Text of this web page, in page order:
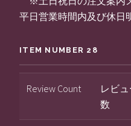
平日営業時間内及び休日
ITEM NUMBER 28
Review Count
レビ
数